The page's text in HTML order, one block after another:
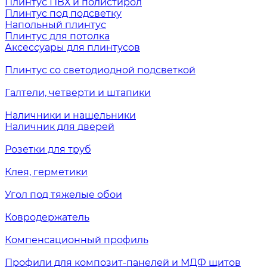
Плинтус под подсветку
Напольный плинтус
Плинтус для потолка
Аксессуары для плинтусов
Плинтус со светодиодной подсветкой
Галтели, четверти и штапики
Наличники и нащельники
Наличник для дверей
Розетки для труб
Клея, герметики
Угол под тяжелые обои
Ковродержатель
Компенсационный профиль
Профили для композит-панелей и МДФ щитов